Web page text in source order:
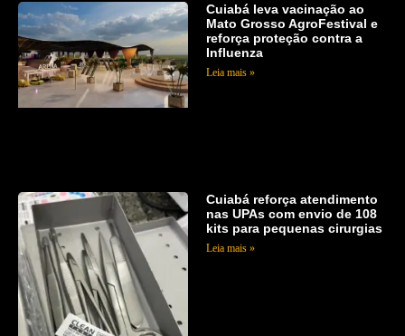
Cuiabá leva vacinação ao
Mato Grosso AgroFestival e
reforça proteção contra a
Influenza
Leia mais »
Cuiabá reforça atendimento
nas UPAs com envio de 108
kits para pequenas cirurgias
Leia mais »